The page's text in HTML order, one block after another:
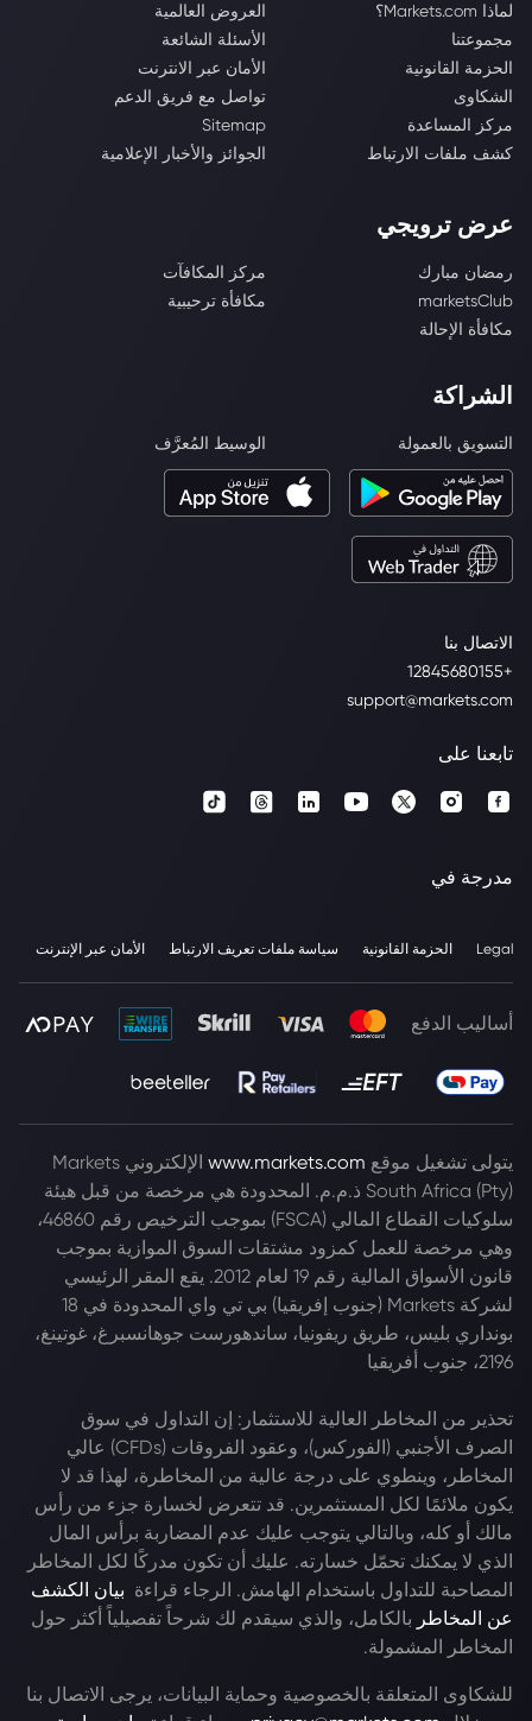
الاتصال بنا
+12845680155
support@markets.com
لماذا Markets.com؟
العروض العالمية
مجموعتنا
الأسئلة الشائعة
الحزمة القانونية
الأمان عبر الانترنت
الشكاوى
تواصل مع فريق الدعم
مركز المساعدة
Sitemap
كشف ملفات الارتباط
الجوائز والأخبار الإعلامية
عرض ترويجي
رمضان مبارك
مركز المكافآت
marketsClub
مكافأة ترحيبية
مكافأة الإحالة
الشراكة
التسويق بالعمولة الوسيط المُعرَّف
تابعنا على
مدرجة في
Legal الحزمة القانونية سياسة ملفات تعريف الارتباط الأمان عبر الإنترنت
أساليب الدفع
يتولى تشغيل موقع www.markets.com
الإلكتروني Markets
South Africa (Pty) ذ.م.م. المحدودة هي مرخصة من قبل هيئة
سلوكيات القطاع المالي (FSCA) بموجب الترخيص رقم 46860،
وهي مرخصة للعمل كمزود مشتقات السوق الموازية بموجب
قانون الأسواق المالية رقم 19 لعام 2012. يقع المقر الرئيسي
لشركة Markets (جنوب إفريقيا) بي تي واي المحدودة في 18
بونداري بليس، طريق ريفونيا، ساندهورست جوهانسبرغ، غوتينغ،
2196، جنوب أفريقيا
تحذير من المخاطر العالية للاستثمار: إن التداول في سوق
الصرف الأجنبي (الفوركس)، وعقود الفروقات (CFDs) عالي
المخاطر، وينطوي على درجة عالية من المخاطرة، لهذا قد لا
يكون ملائمًا لكل المستثمرين. قد تتعرض لخسارة جزء من رأس
مالك أو كله، وبالتالي يتوجب عليك عدم المضاربة برأس المال
الذي لا يمكنك تحمّل خسارته. عليك أن تكون مدركًا لكل المخاطر
المصاحبة للتداول باستخدام الهامش. الرجاء قراءة بيان الكشف
عن المخاطر بالكامل، والذي سيقدم لك شرحاً تفصيلياً أكثر حول
المخاطر المشمولة.
للشكاوى المتعلقة بالخصوصية وحماية البيانات، يرجى الاتصال بنا